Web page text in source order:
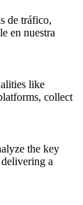
de tráfico,
en nuestra
like
collect
the key
a